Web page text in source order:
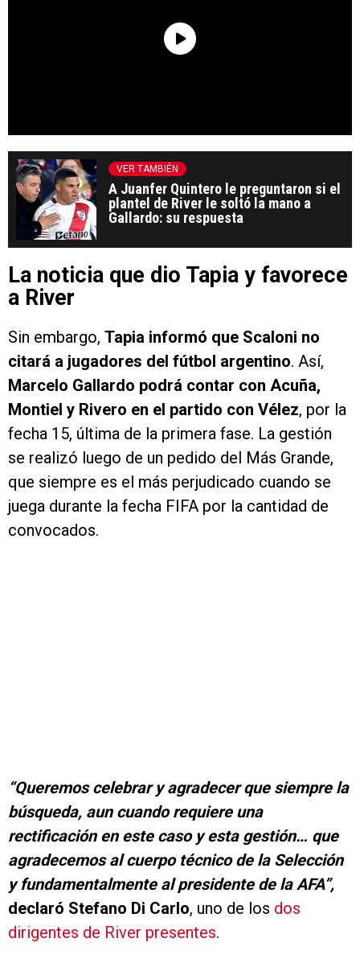
VER TAMBIÉN
A Juanfer Quintero le preguntaron si el
plantel de River le soltó la mano a
Gallardo: su respuesta
La noticia que dio Tapia y favorece
a River
Sin embargo, Tapia informó que Scaloni no
citará a jugadores del fútbol argentino. Así,
Marcelo Gallardo podrá contar con Acuña,
Montiel y Rivero en el partido con Vélez, por la
fecha 15, última de la primera fase. La gestión
se realizó luego de un pedido del Más Grande,
que siempre es el más perjudicado cuando se
juega durante la fecha FIFA por la cantidad de
convocados.
“Queremos celebrar y agradecer que siempre la
búsqueda, aun cuando requiere una
rectificación en este caso y esta gestión… que
agradecemos al cuerpo técnico de la Selección
y fundamentalmente al presidente de la AFA”,
declaró Stefano Di Carlo, uno de los dos
dirigentes de River presentes.